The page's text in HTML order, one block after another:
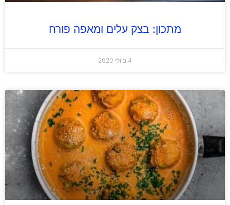
מתכון: בצק עלים ומאפה פורח
4 ביולי 2020